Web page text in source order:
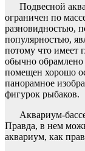
Подвесной
ограничен по
разновидностью,
популярностью,
потому что имеет
обычно обрамлено
помещен хорошо
панорамное
фигурок рыбаков.
Аквариум-
Правда, в нем
аквариум, как